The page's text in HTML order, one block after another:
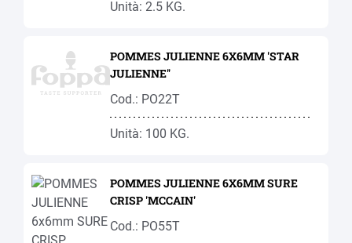
Unità: 2.5 KG.
POMMES JULIENNE 6X6MM 'STAR
JULIENNE''
Cod.: PO22T
Unità: 100 KG.
POMMES JULIENNE 6X6MM SURE
CRISP 'MCCAIN'
Cod.: PO55T